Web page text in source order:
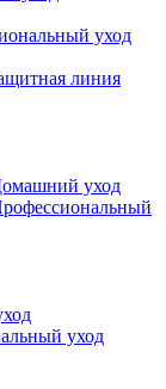
уход
линия
уход
уход